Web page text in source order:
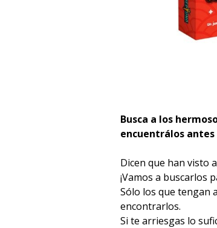
Busca a los
encuentrálos antes
Dicen que han visto
¡Vamos a buscarlos
Sólo los que tengan
encontrarlos.
Si te arriesgas lo